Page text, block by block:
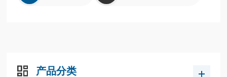
产品分类